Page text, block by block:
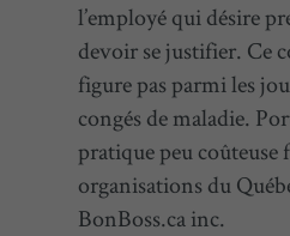
l’employé qui désire
devoir se justifier. Ce
figure pas parmi les
congés de maladie.
pratique peu coûteuse
organisations du
BonBoss.ca inc.